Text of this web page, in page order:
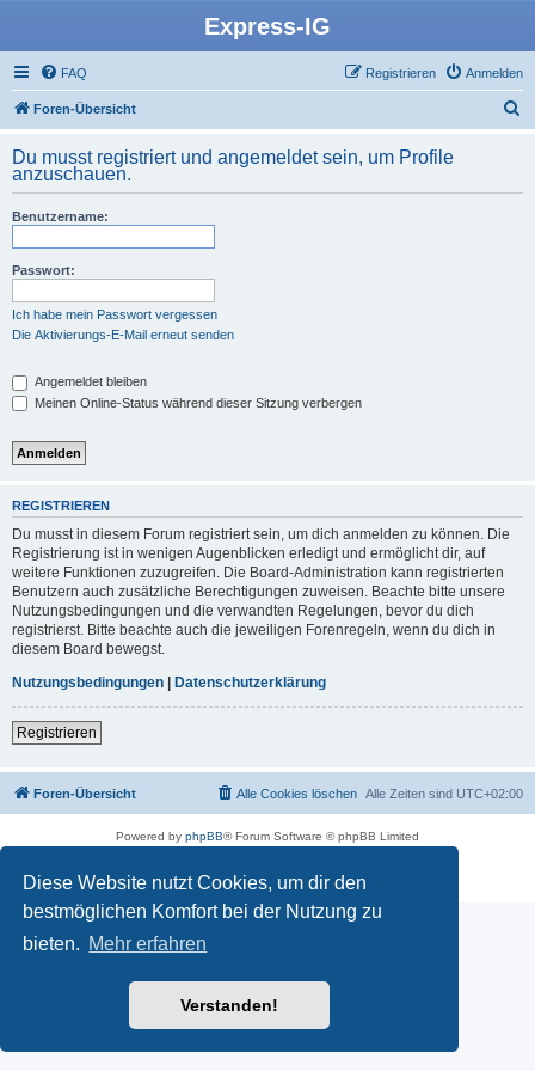
Diese Website nutzt Cookies, um dir den
bestmöglichen Komfort bei der Nutzung zu
bieten. Mehr erfahren
Verstanden!
Express-IG
FAQ Anmelden
Registrieren
Foren-Übersicht
h
Du musst registriert und angemeldet sein, um Profile
anzuschauen.
Benutzername:
Passwort:
Ich habe mein Passwort vergessen
Die Aktivierungs-E-Mail erneut senden
Angemeldet bleiben
Meinen Online-Status während dieser Sitzung verbergen
REGISTRIEREN
Du musst in diesem Forum registriert sein, um dich anmelden zu können. Die
Registrierung ist in wenigen Augenblicken erledigt und ermöglicht dir, auf
weitere Funktionen zuzugreifen. Die Board-Administration kann registrierten
Benutzern auch zusätzliche Berechtigungen zuweisen. Beachte bitte unsere
Nutzungsbedingungen und die verwandten Regelungen, bevor du dich
registrierst. Bitte beachte auch die jeweiligen Forenregeln, wenn du dich in
diesem Board bewegst.
Nutzungsbedingungen | Datenschutzerklärung
Registrieren
Foren-Übersicht Alle Zeiten sind UTC+02:00
Alle Cookies löschen
Powered by phpBB® Forum Software © phpBB Limited
Datenschutz|Nutzungsbedingungen